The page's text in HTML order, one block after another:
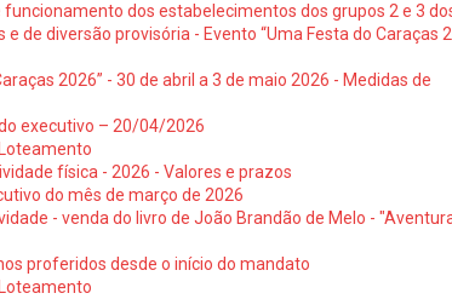
funcionamento dos estabelecimentos dos grupos 2 e 3
de diversão provisória - Evento “Uma Festa do Caraças
2026” - 30 de abril a 3 de maio 2026 - Medidas de
executivo – 20/04/2026
física - 2026 - Valores e prazos
do mês de março de 2026
- venda do livro de João Brandão de Melo -
proferidos desde o início do mandato